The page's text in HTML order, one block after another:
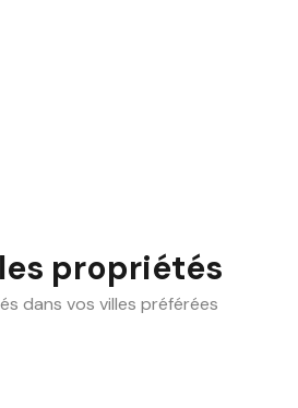
propriétés
dans vos villes préférées